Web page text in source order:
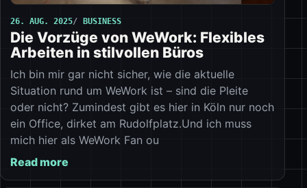
26. AUG. 2025 BUSINESS
Die Vorzüge von WeWork: Flexibles
Arbeiten in stilvollen Büros
Ich bin mir gar nicht sicher, wie die aktuelle
Situation rund um WeWork ist – sind die Pleite
oder nicht? Zumindest gibt es hier in Köln nur noch
ein Office, dirket am Rudolfplatz.Und ich muss
mich hier als WeWork Fan ou
Read more